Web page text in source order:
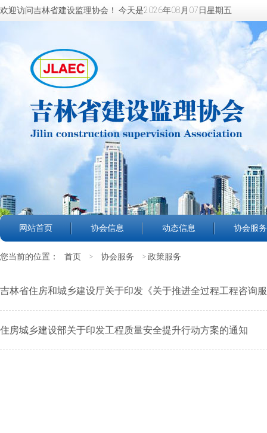
欢迎访问吉林省建设监理协会！ 今天是2026年08月07日星期五
网站首页 协会信息 动态信息 协会服务
您当前的位置： 首页 > 协会服务 > 政策服务
吉林省住房和城乡建设厅关于印发《关于推进全过程工程咨询
住房城乡建设部关于印发工程质量安全提升行动方案的通知